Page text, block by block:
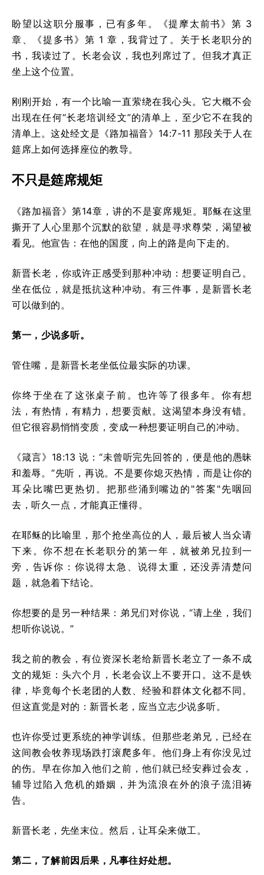
盼望以这职分服事，已有多年。《提摩太前书》第 3
章、《提多书》第 1 章，我背过了。关于长老职分的
书，我读过了。长老会议，我也列席过了。但我才真正
坐上这个位置。
刚刚开始，有一个比喻一直萦绕在我心头。它大概不会
出现在任何“长老培训经文”的清单上，至少它不在我的
清单上。这处经文是《路加福音》14:7-11 那段关于人在
筵席上如何选择座位的教导。
不只是筵席规矩
《路加福音》第14章，讲的不是宴席规矩。耶稣在这里
撕开了人心里那个沉默的欲望，就是寻求尊荣，渴望被
看见。他宣告：在他的国度，向上的路是向下走的。
新晋长老，你或许正感受到那种冲动：想要证明自己。
坐在低位，就是抵抗这种冲动。有三件事，是新晋长老
可以做到的。
第一，少说多听。
管住嘴，是新晋长老坐低位最实际的功课。
你终于坐在了这张桌子前。也许等了很多年。你有想
法，有热情，有精力，想要贡献。这渴望本身没有错。
但它很容易悄悄变质，变成一种想要证明自己的冲动。
《箴言》18:13 说：“未曾听完先回答的，便是他的愚昧
和羞辱。”先听，再说。不是要你熄灭热情，而是让你的
耳朵比嘴巴更热切。把那些涌到嘴边的"答案"先咽回
去，听久一点，才能真正懂得。
在耶稣的比喻里，那个抢坐高位的人，最后被人当众请
下来。你不想在长老职分的第一年，就被弟兄拉到一
旁，告诉你：你说得太急、说得太重，还没弄清楚问
题，就急着下结论。
你想要的是另一种结果：弟兄们对你说，“请上坐，我们
想听你说说。”
我之前的教会，有位资深长老给新晋长老立了一条不成
文的规矩：头六个月，长老会议上不要开口。这不是铁
律，毕竟每个长老团的人数、经验和群体文化都不同。
但这直觉是对的：新晋长老，应当立志少说多听。
也许你受过更系统的神学训练。但那些老弟兄，已经在
这间教会牧养现场跌打滚爬多年。他们身上有你没见过
的伤。早在你加入他们之前，他们就已经安葬过会友，
辅导过陷入危机的婚姻，并为流浪在外的浪子流泪祷
告。
新晋长老，先坐末位。然后，让耳朵来做工。
第二，了解前因后果，凡事往好处想。